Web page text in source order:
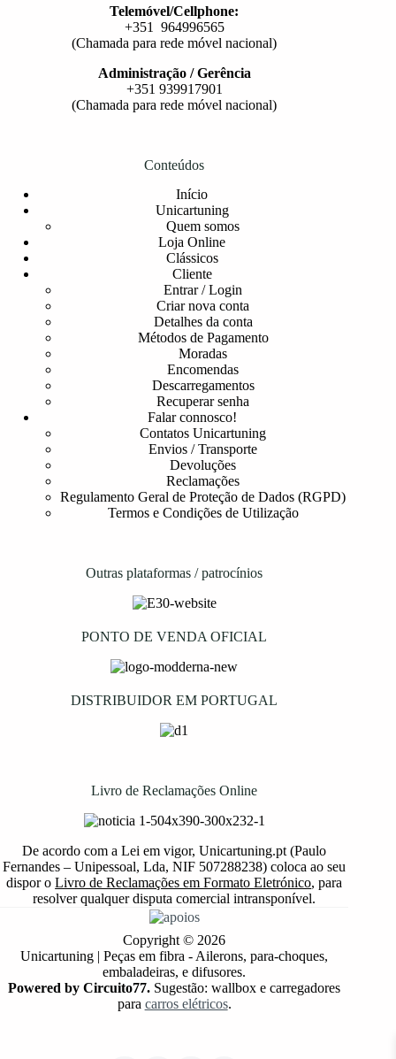
Telemóvel/Cellphone:
+351 964996565
(Chamada para rede móvel nacional)
Administração / Gerência
+351 939917901
(Chamada para rede móvel nacional)
Conteúdos
Início
Unicartuning
Quem somos
Loja Online
Clássicos
Cliente
Entrar / Login
Criar nova conta
Detalhes da conta
Métodos de Pagamento
Moradas
Encomendas
Descarregamentos
Recuperar senha
Falar connosco!
Contatos Unicartuning
Envios / Transporte
Devoluções
Reclamações
Regulamento Geral de Proteção de Dados (RGPD)
Termos e Condições de Utilização
Outras plataformas / patrocínios
PONTO DE VENDA OFICIAL
DISTRIBUIDOR EM PORTUGAL
Livro de Reclamações Online
De acordo com a Lei em vigor, Unicartuning.pt (Paulo
Fernandes – Unipessoal, Lda, NIF 507288238) coloca ao seu
dispor oLivro de Reclamações em Formato Eletrónico, para
resolver qualquer disputa comercial intransponível.
Copyright © 2026
Unicartuning | Peças em fibra - Ailerons, para-choques,
embaladeiras, e difusores.
Powered by Circuito77. Sugestão: wallbox e carregadores
para carros elétricos.